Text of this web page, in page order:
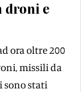
droni e
ora oltre 200
missili da
sono stati